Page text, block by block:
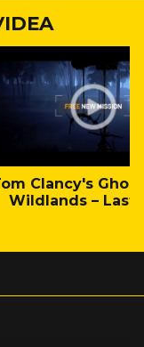
Clancy's
Wildlands – Last